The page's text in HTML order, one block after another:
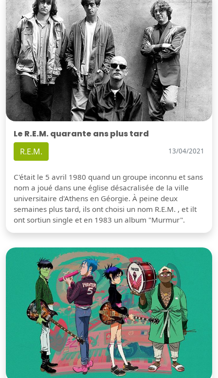
Le R.E.M. quarante ans plus tard
R.E.M. 13/04/2021
C'était le 5 avril 1980 quand un groupe inconnu et sans
nom a joué dans une église désacralisée de la ville
universitaire d'Athens en Géorgie. À peine deux
semaines plus tard, ils ont choisi un nom R.E.M. , et ilt
ont sortiun single et en 1983 un album "Murmur".